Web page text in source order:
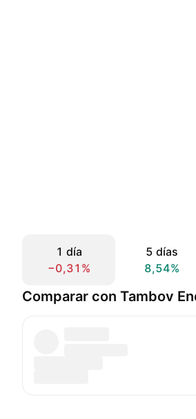
1 día
−0,31%
5 días
8,54%
Comparar con Tambov